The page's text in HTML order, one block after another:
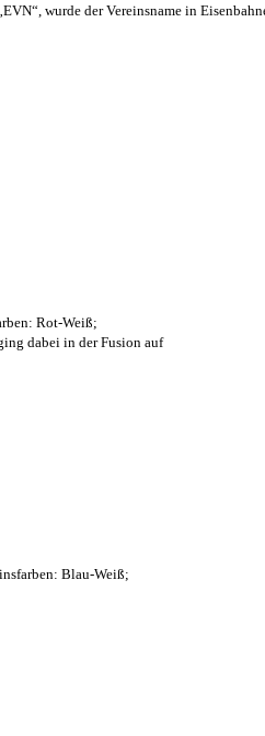
wurde der Vereinsname in
Rot-Weiß;
dabei in der Fusion auf
Blau-Weiß;